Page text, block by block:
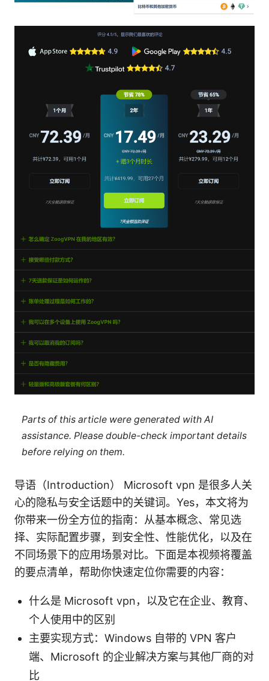
Parts of this article were generated with AI
assistance. Please double-check important details
before relying on them.
导语（Introduction） Microsoft vpn 是很多人关
心的隐私与安全话题中的关键词。Yes，本文将为
你带来一份全方位的指南：从基本概念、常见选
择、实际配置步骤，到安全性、性能优化，以及在
不同场景下的应用场景对比。下面是本视频将覆盖
的要点清单，帮助你快速定位你需要的内容：
什么是 Microsoft vpn，以及它在企业、教育、
个人使用中的区别
主要实现方式：Windows 自带的 VPN 客户
端、Microsoft 的企业解决方案与其他厂商的对
比